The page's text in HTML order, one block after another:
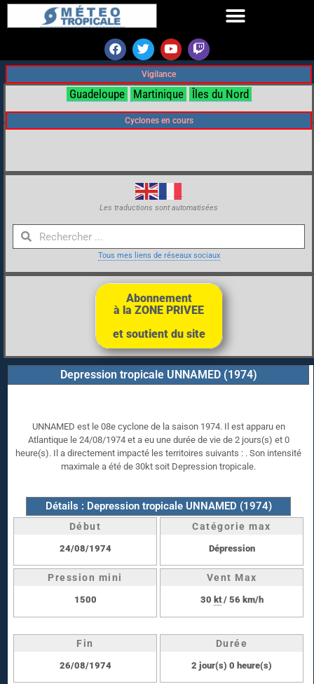
Vigilance
Guadeloupe Martinique Îles du Nord
Cyclones en cours
Les traductions sont automatisées
Tous mes liens de réseaux sociaux
Abonnement
à la ZONE PRIVEE
et soutient du site
Depression tropicale UNNAMED (1974)
UNNAMED est le 08e cyclone de la saison 1974. Il est apparu en
Atlantique le 24/08/1974 et a eu une durée de vie de 2 jours(s) et 0
heure(s). Il a directement impacté les territoires suivants : . Son intensité
maximale a été de 30kt soit Depression tropicale.
Détails : Depression tropicale UNNAMED (1974)
Début
24/08/1974
Catégorie max
Dépression
Pression mini
1500
Vent Max
30 kt/ 56 km/h
Fin
26/08/1974
Durée
2 jour(s) 0 heure(s)